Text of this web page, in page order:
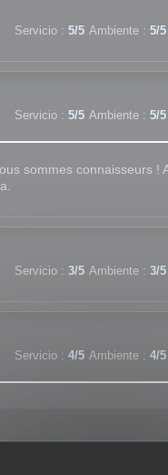
Servicio : 5/5 Ambiente : 5/5
Servicio : 5/5 Ambiente : 5/5
sommes connaisseurs !
Servicio : 3/5 Ambiente : 3/5
Servicio : 4/5 Ambiente : 4/5